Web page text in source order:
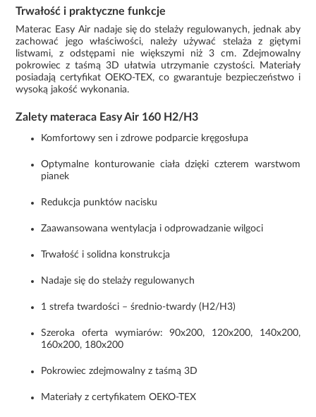
Trwałość i praktyczne funkcje
Materac Easy Air nadaje się do stelaży regulowanych, jednak aby
zachować jego właściwości, należy używać stelaża z giętymi
listwami, z odstępami nie większymi niż 3 cm. Zdejmowalny
pokrowiec z taśmą 3D ułatwia utrzymanie czystości. Materiały
posiadają certyfikat OEKO-TEX, co gwarantuje bezpieczeństwo i
wysoką jakość wykonania.
Zalety materaca Easy Air 160 H2/H3
Komfortowy sen i zdrowe podparcie kręgosłupa
Optymalne konturowanie ciała dzięki czterem warstwom
pianek
Redukcja punktów nacisku
Zaawansowana wentylacja i odprowadzanie wilgoci
Trwałość i solidna konstrukcja
Nadaje się do stelaży regulowanych
1 strefa twardości – średnio-twardy (H2/H3)
Szeroka oferta wymiarów: 90x200, 120x200, 140x200,
160x200, 180x200
Pokrowiec zdejmowalny z taśmą 3D
Materiały z certyfikatem OEKO-TEX